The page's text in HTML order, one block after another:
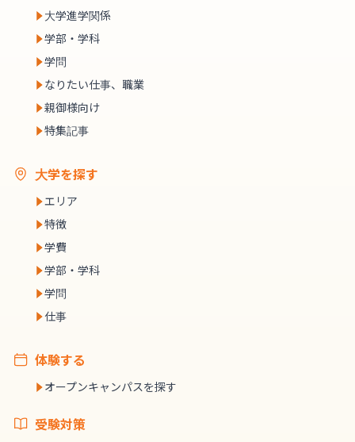
大学進学関係
学部・学科
学問
なりたい仕事、職業
親御様向け
特集記事
大学を探す
エリア
特徴
学費
学部・学科
学問
仕事
体験する
オープンキャンパスを探す
受験対策